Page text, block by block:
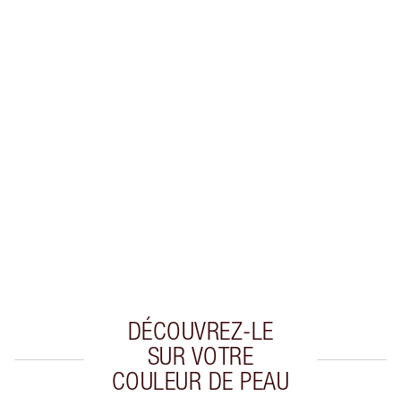
DÉCOUVREZ-LE
SUR VOTRE
COULEUR DE PEAU